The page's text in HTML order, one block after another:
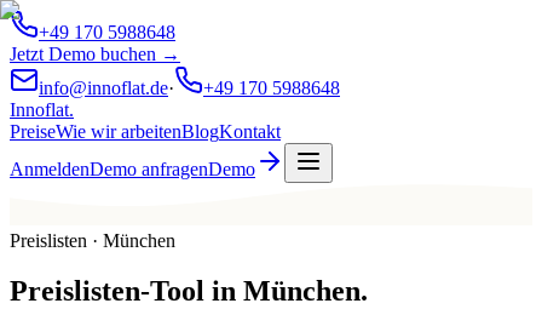
+49 170 5988648
Jetzt Demo buchen →
info@innoflat.de·
+49 170 5988648
Innoflat.
PreiseWie wir arbeitenBlogKontakt
AnmeldenDemo anfragenDemo
Preislisten · München
Preislisten-Tool in München.